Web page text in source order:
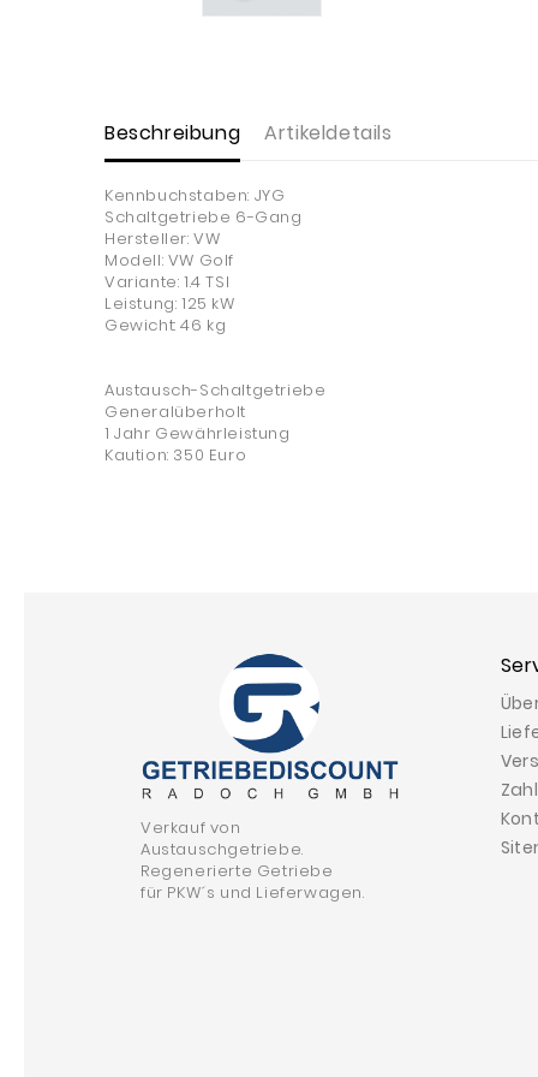
Beschreibung Artikeldetails
Kennbuchstaben: JYG
Schaltgetriebe 6-Gang
Hersteller: VW
Modell: VW Golf
Variante: 1.4 TSI
Leistung: 125 kW
Gewicht: 46 kg
Austausch-Schaltgetriebe
Generalüberholt
1 Jahr Gewährleistung
Kaution: 350 Euro
Verkauf von
Austauschgetriebe.
Regenerierte Getriebe
für PKW´s und Lieferwagen.